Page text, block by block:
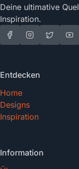
Deine ultimative
Inspiration.
Entdecken
Home
Designs
Inspiration
Information